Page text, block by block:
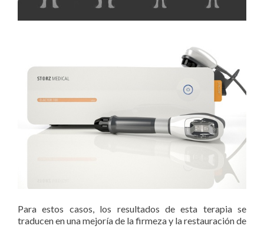
Para estos casos, los resultados de esta terapia se
traducen en una mejoría de la firmeza y la restauración de